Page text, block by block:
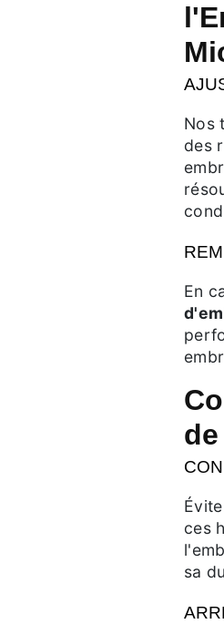
Nos
des
En
ces
sa